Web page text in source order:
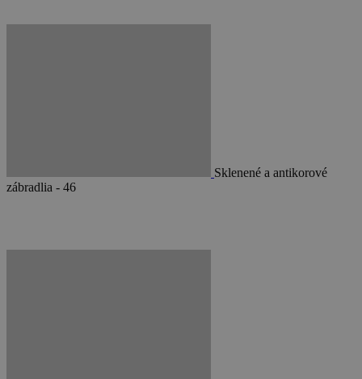
Sklenené a antikorové
zábradlia - 46